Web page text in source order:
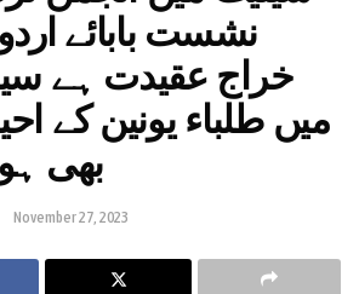
نشست بابائے
خراج عقیدت ہے
میں طلباء یونین کے
بھی
November 27, 2023